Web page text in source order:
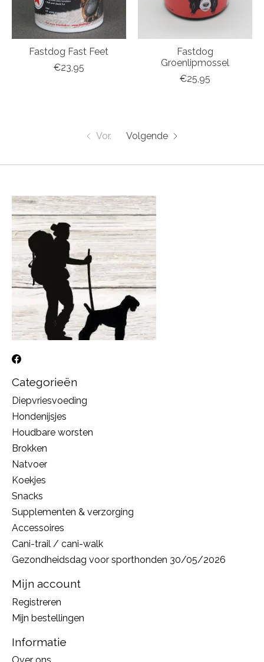
Fastdog Fast Feet
€23,95
Fastdog
Groenlipmossel
€25,95
Vor. Volgende
Categorieën
Diepvriesvoeding
Hondenijsjes
Houdbare worsten
Brokken
Natvoer
Koekjes
Snacks
Supplementen & verzorging
Accessoires
Cani-trail / cani-walk
Gezondheidsdag voor sporthonden 30/05/2026
Mijn account
Registreren
Mijn bestellingen
Informatie